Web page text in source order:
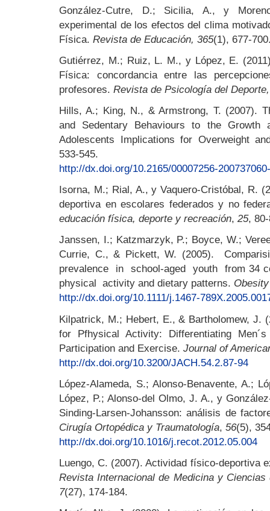
González-Cutre, D.; Sicilia, A., y
experimental de los efectos del clima
Física. Revista de Educación, 365(1), 677-
Gutiérrez, M.; Ruiz, L. M., y López, E.
Física: concordancia entre las
profesores. Revista de Psicología del
Hills, A.; King, N., & Armstrong, T. (2007).
and Sedentary Behaviours to the Growth
Adolescents Implications for Overweight
533-545.
http://dx.doi.org/10.2165/00007256-
Isorna, M.; Rial, A., y Vaquero-Cristóbal, R.
deportiva en escolares federados y no
educación física, deporte y recreación, 25,
Janssen, I.; Katzmarzyk, P.; Boyce, W.;
Currie, C., & Pickett, W. (2005).
prevalence in school-aged youth from 34
physical activity and dietary patterns.
http://dx.doi.org/10.1111/j.1467-
Kilpatrick, M.; Hebert, E., & Bartholomew, J.
for Pfhysical Activity: Differentiating
Participation and Exercise. Journal of
http://dx.doi.org/10.3200/JACH.54.2.87-94
López-Alameda, S.; Alonso-Benavente, A.;
López, P.; Alonso-del Olmo, J. A., y
Sinding-Larsen-Johansson: análisis de
Cirugía Ortopédica y Traumatología, 56(5),
http://dx.doi.org/10.1016/j.recot.2012.05.004
Luengo, C. (2007). Actividad físico-deportiva
Revista Internacional de Medicina y
7(27), 174-184.